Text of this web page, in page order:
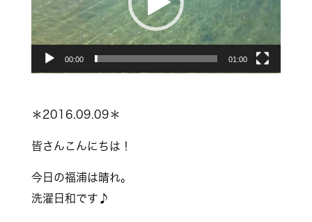
ー
ヤ
00:00 01:00
＊2016.09.09＊
皆さんこんにちは！
今日の福浦は晴れ。
洗濯日和です♪